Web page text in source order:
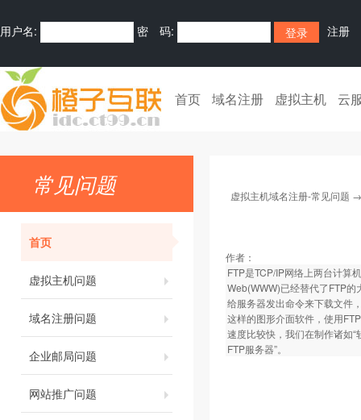
用户名: 密 码: 注册
首页 域名注册 虚拟主机 云
常见问题
首页
虚拟主机问题
域名注册问题
企业邮局问题
网站推广问题
虚拟主机域名注册-常见问题
作者：
FTP是TCP/IP网络上两台计算
Web(WWW)已经替代了FTP
给服务器发出命令来下载文件
这样的图形介面软件，使用
速度比较快，我们在制作诸如
FTP服务器”。